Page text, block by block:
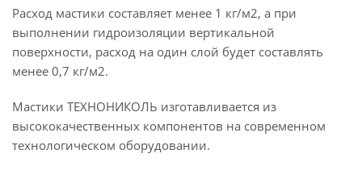
Расход мастики составляет менее 1 кг/м2, а при
выполнении гидроизоляции вертикальной
поверхности, расход на один слой будет составлять
менее 0,7 кг/м2.
Мастики ТЕХНОНИКОЛЬ изготавливается из
высококачественных компонентов на современном
технологическом оборудовании.